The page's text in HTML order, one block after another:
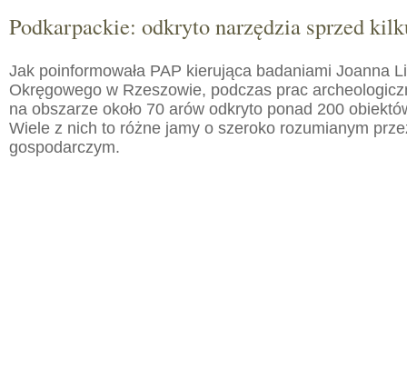
Podkarpackie: odkryto narzędzia sprzed
Jak poinformowała PAP kierująca badaniami Joanna
Okręgowego w Rzeszowie, podczas prac
na obszarze około 70 arów odkryto ponad 200
Wiele z nich to różne jamy o szeroko rozumianym
gospodarczym.